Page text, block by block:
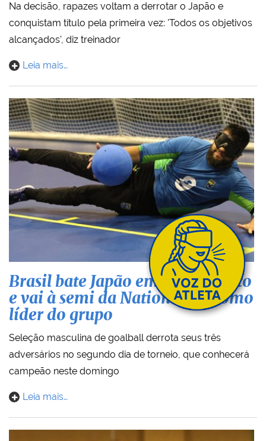
Na decisão, rapazes voltam a derrotar o Japão e
conquistam título pela primeira vez: 'Todos os objetivos
alcançados', diz treinador
Leia mais…
Brasil bate Japão em duelo direto
e vai à semi da Nations Cup como
líder do grupo
Seleção masculina de goalball derrota seus três
adversários no segundo dia de torneio, que conhecerá
campeão neste domingo
Leia mais…